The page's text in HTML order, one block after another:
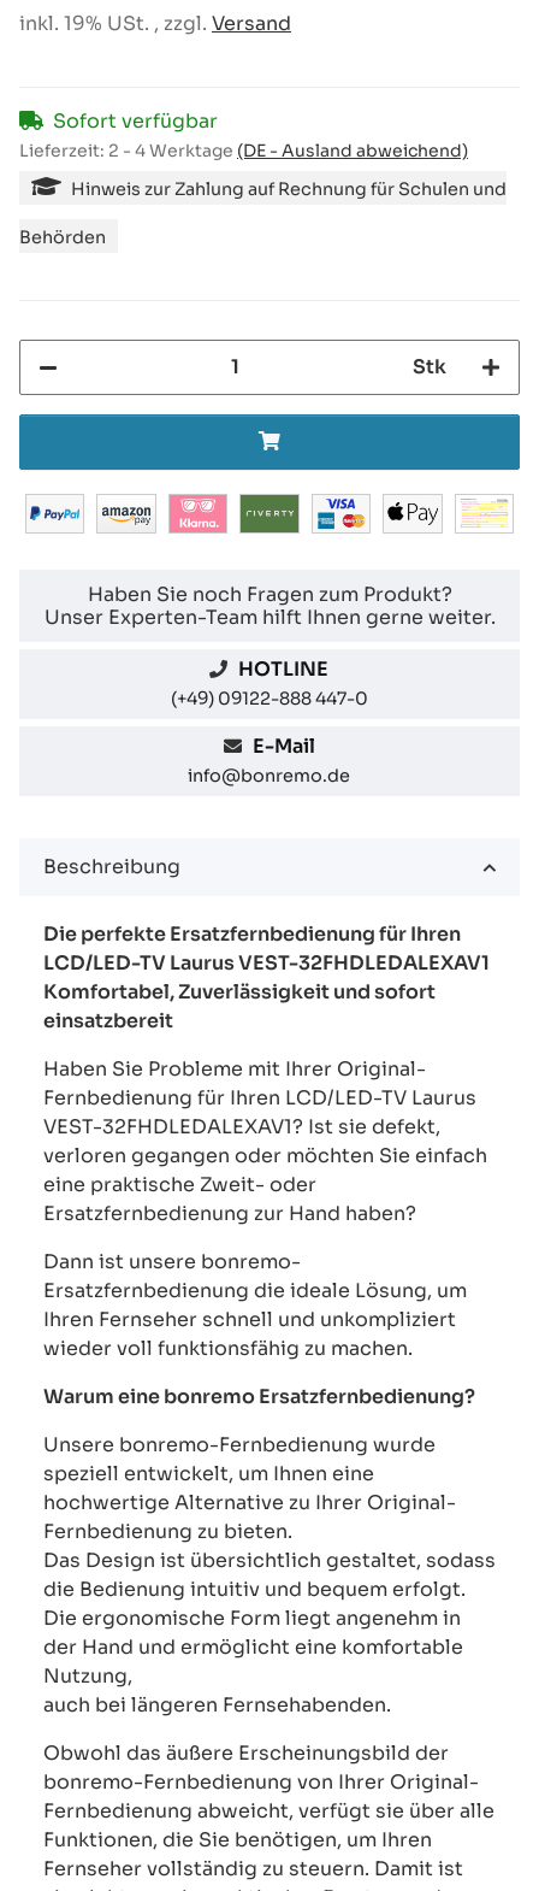
inkl. 19% USt. , zzgl. Versand
Sofort verfügbar
Lieferzeit: 2 - 4 Werktage (DE - Ausland abweichend)
Hinweis zur Zahlung auf Rechnung für Schulen und
Behörden
Stk
Haben Sie noch Fragen zum Produkt?
Unser Experten-Team hilft Ihnen gerne weiter.
HOTLINE
(+49) 09122-888 447-0
E-Mail
info@bonremo.de
Beschreibung
Die perfekte Ersatzfernbedienung für Ihren
LCD/LED-TV Laurus VEST-32FHDLEDALEXAV1
Komfortabel, Zuverlässigkeit und sofort
einsatzbereit
Haben Sie Probleme mit Ihrer Original-
Fernbedienung für Ihren LCD/LED-TV Laurus
VEST-32FHDLEDALEXAV1? Ist sie defekt,
verloren gegangen oder möchten Sie einfach
eine praktische Zweit- oder
Ersatzfernbedienung zur Hand haben?
Dann ist unsere bonremo-
Ersatzfernbedienung die ideale Lösung, um
Ihren Fernseher schnell und unkompliziert
wieder voll funktionsfähig zu machen.
Warum eine bonremo Ersatzfernbedienung?
Unsere bonremo-Fernbedienung wurde
speziell entwickelt, um Ihnen eine
hochwertige Alternative zu Ihrer Original-
Fernbedienung zu bieten.
Das Design ist übersichtlich gestaltet, sodass
die Bedienung intuitiv und bequem erfolgt.
Die ergonomische Form liegt angenehm in
der Hand und ermöglicht eine komfortable
Nutzung,
auch bei längeren Fernsehabenden.
Obwohl das äußere Erscheinungsbild der
bonremo-Fernbedienung von Ihrer Original-
Fernbedienung abweicht, verfügt sie über alle
Funktionen, die Sie benötigen, um Ihren
Fernseher vollständig zu steuern. Damit ist